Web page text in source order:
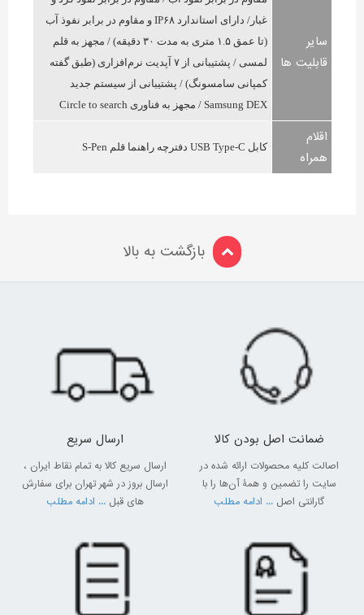
سایر
قابلیت ها
غبار/ دارای استاندارد IP۶۸ و مقاوم در برابر نفوذ آب
(تا عمق ۱.۵ متری به مدت ۳۰ دقیقه) / مجهز به قلم
لمسی / پشتیبانی از ۷ آپدیت نرم‌افزاری (طبق گفته
کمپانی سامسونگ) / پشتیبانی از سیستم جدید
Samsung DEX / مجهز به فناوری Circle to search
اقلام
همراه
کابل USB Type-C دفترچه‌ راهنما قلم S-Pen
بازگشت به بالا
ضمانت اصل بودن کالا
اصالت کلیه محصولات ارائه شده در
سایت را تضمین و همۀ آن‌ها را با
گارانتی اصل ... ادامه مطلب
ارسال سریع
ارسال سریع کالا به تمام نقاط ایران ،
ارسال بروز در شهر تهران برای سفارش
های قبل ... ادامه مطلب